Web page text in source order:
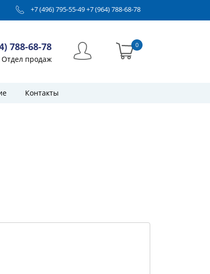
+7 (496) 795-55-49+7 (964) 788-68-78
788-68-78
Отдел продаж
0
Контакты